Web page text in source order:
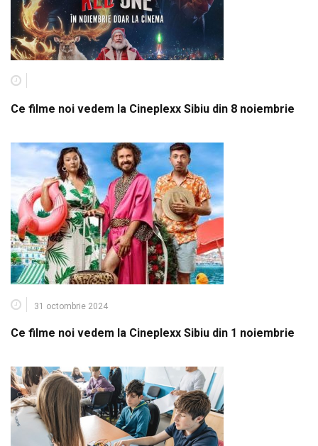
Ce filme noi vedem la Cineplexx Sibiu din 8 noiembrie
31 octombrie 2024
Ce filme noi vedem la Cineplexx Sibiu din 1 noiembrie